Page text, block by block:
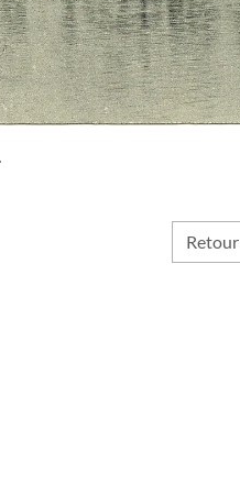
Retour